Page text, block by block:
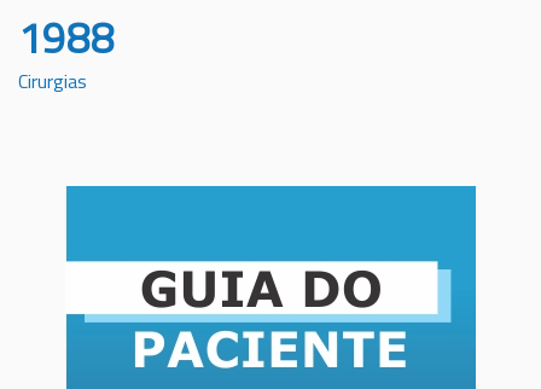
1988
Cirurgias